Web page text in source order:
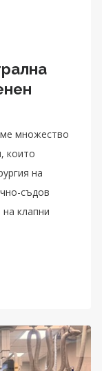
множество
които
на
съдов
клапни